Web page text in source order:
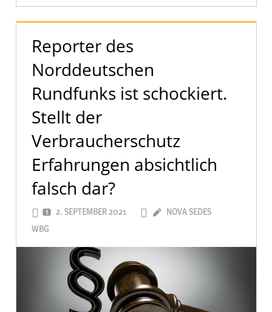
Reporter des
Norddeutschen
Rundfunks ist schockiert.
Stellt der
Verbraucherschutz
Erfahrungen absichtlich
falsch dar?
2. SEPTEMBER 2021
NOVA SEDES
WBG